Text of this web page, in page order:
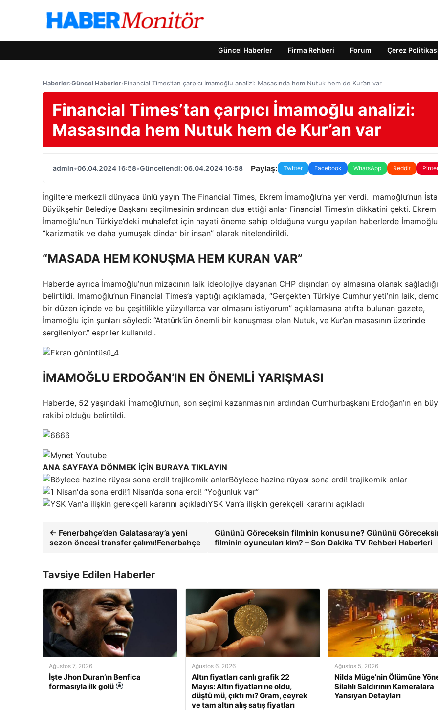
Güncel Haberler Firma Rehberi Forum Çerez Politikası
Haberler›Güncel Haberler›Financial Times’tan çarpıcı İmamoğlu analizi: Masasında hem Nutuk hem de Kur’an var
Financial Times’tan çarpıcı İmamoğlu analizi:
Masasında hem Nutuk hem de Kur’an var
admin•06.04.2024 16:58•Güncellendi: 06.04.2024 16:58 Paylaş: Twitter Facebook WhatsApp Reddit
İngiltere merkezli dünyaca ünlü yayın The Financial Times, Ekrem İmamoğlu’na yer verdi. İmamoğlu’nun
Büyükşehir Belediye Başkanı seçilmesinin ardından dua ettiği anlar Financial Times’ın dikkatini çekti. Ekrem
İmamoğlu’nun Türkiye’deki muhalefet için hayati öneme sahip olduğuna vurgu yapılan haberlerde
“karizmatik ve daha yumuşak dindar bir insan” olarak nitelendirildi.
“MASADA HEM KONUŞMA HEM KURAN VAR”
Haberde ayrıca İmamoğlu’nun mizacının laik ideolojiye dayanan CHP dışından oy almasına olanak sağladığı
belirtildi. İmamoğlu’nun Financial Times’a yaptığı açıklamada, “Gerçekten Türkiye Cumhuriyeti’nin laik,
bir düzen içinde ve bu çeşitlilikle yüzyıllarca var olmasını istiyorum” açıklamasına atıfta bulunan gazete,
İmamoğlu için şunları söyledi: “Atatürk’ün önemli bir konuşması olan Nutuk, ve Kur’an masasının üzerinde
sergileniyor.” espriler kullanıldı.
İMAMOĞLU ERDOĞAN’IN EN ÖNEMLİ YARIŞMASI
Haberde, 52 yaşındaki İmamoğlu’nun, son seçimi kazanmasının ardından Cumhurbaşkanı Erdoğan’ın en
rakibi olduğu belirtildi.
ANA SAYFAYA DÖNMEK İÇİN BURAYA TIKLAYIN
Böylece hazine rüyası sona erdi! trajikomik anlar
1 Nisan’da sona erdi! “Yoğunluk var”
YSK Van’a ilişkin gerekçeli kararını açıkladı
← Fenerbahçe’den Galatasaray’a yeni
sezon öncesi transfer çalımı!Fenerbahçe
Gününü Göreceksin filminin konusu ne? Gününü
filminin oyuncuları kim? – Son Dakika TV Rehberi Haberleri
Tavsiye Edilen Haberler
Ağustos 7, 2026
İşte Jhon Duran’ın Benfica
formasıyla ilk golü
Ağustos 6, 2026
Altın fiyatları canlı grafik 22
Mayıs: Altın fiyatları ne oldu,
düştü mü, çıktı mı? Gram, çeyrek
ve tam altın alış satış fiyatları
Ağustos 5, 2026
Nilda Müge’nin Ölümüne
Silahlı Saldırının Kameralara
Yansıyan Detayları